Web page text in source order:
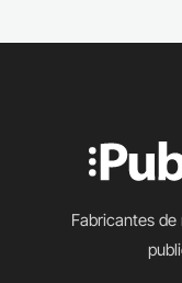
Fabricantes